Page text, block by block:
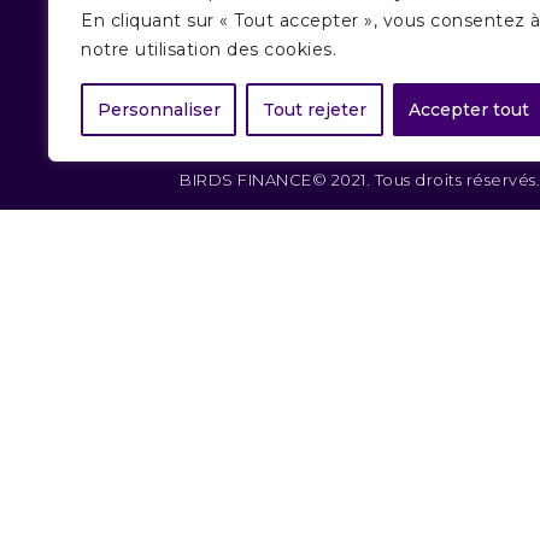
En cliquant sur « Tout accepter », vous consentez à
notre utilisation des cookies.
Personnaliser Tout rejeter Accepter tout
Demande de financement
BIRDS FINANCE© 2021. Tous droits réservés.